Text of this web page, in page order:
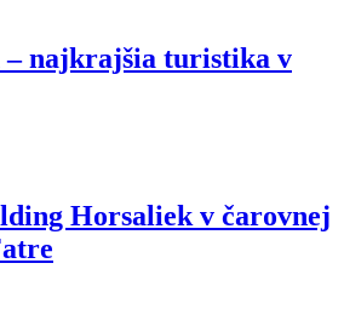
– najkrajšia turistika v
Horsaliek v čarovnej